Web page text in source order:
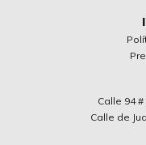
Calle 94
Calle de